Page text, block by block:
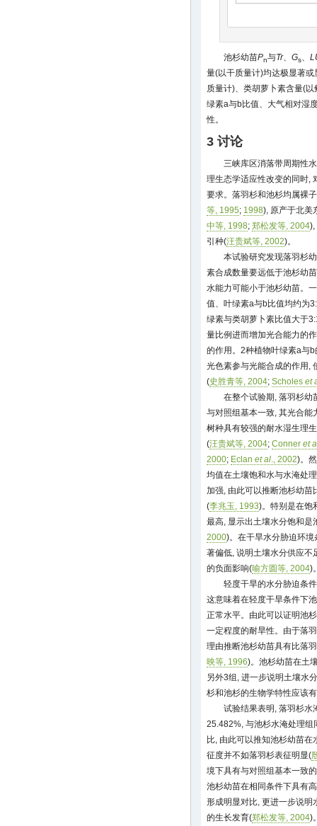
池杉幼苗Pn与Tr、 Gs、
量(以干质量计)均达极显著或
质量计)、类胡萝卜素含量(
绿素a与b比值、大气相对湿
性。
3 讨论
三峡库区消落带周期性
理生态学适应性改变的同时,
要求。落羽杉和池杉均属裸
等, 1995; 1998), 原产于北美
中等, 1998; 郑松发等, 2004),
引种(汪贵斌等, 2002)。
本试验研究发现落羽杉
素合成数量要远低于池杉幼
水能力可能小于池杉幼苗。
值、叶绿素a与b比值均约为
绿素与类胡萝卜素比值大于
量比例进而增加光合能力的
的作用。2种植物叶绿素a与
光色素参与光能合成的作用,
(史胜青等, 2004; Scholes et
在整个试验期, 落羽杉幼
与对照组基本一致, 其光合能
树种具有较强的耐水湿生理
(汪贵斌等, 2004; Conner et
2000; Eclan et al., 2002)。
均值在土壤饱和水与水淹处
加强, 由此可以推断池杉幼苗
(李兆玉, 1993)。特别是在饱
最高, 显示出土壤水分饱和是
2000)。在干旱水分胁迫环
著偏低, 说明土壤水分供应不
的负面影响(喻方圆等, 2004)
轻度干旱的水分胁迫条
这意味着在轻度干旱条件下
正常水平。由此可以证明池
一定程度的耐旱性。由于落
理由推断池杉幼苗具有比落
映等, 1996)。池杉幼苗在土
另外3组, 进一步说明土壤水
杉和池杉的生物学特性应该
试验结果表明, 落羽杉水
25.482%, 与池杉水淹处理组
比, 由此可以推知池杉幼苗
征度并不如落羽杉表征明显(
境下具有与对照组基本一致
池杉幼苗在相同条件下具有
形成明显对比, 更进一步说明
的生长发育(郑松发等, 2004)